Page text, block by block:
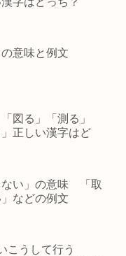
の意味と例文
図る」「測る」
」正しい漢字はど
ない」の意味 「取
などの例文
こうして行う